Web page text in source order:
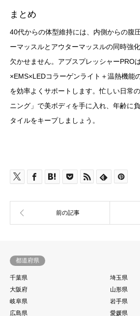
まとめ
40代からの体型維持には、内側からの腹
ーマッスルとアウターマッスルの同時強
欠かせません。アブスプレッシャーPRO
×EMS×LEDコラーゲンライト＋温熱機能
を効率よくサポートします。忙しい日常
ニング」で美ボディを手に入れ、年齢に
タイルをキープしましょう。
都道府県
千葉県
埼玉県
大阪府
山形県
岐阜県
岩手県
広島県
愛媛県